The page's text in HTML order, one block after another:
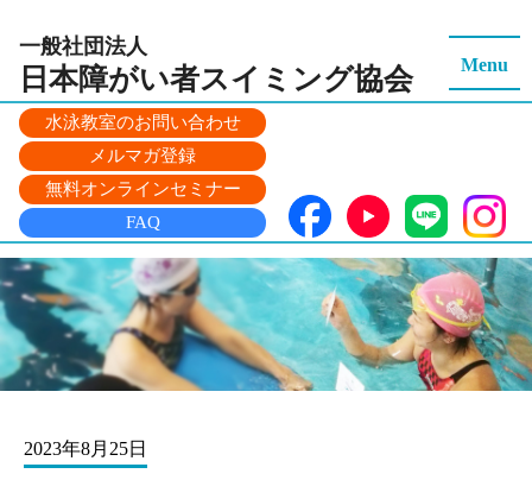
一般社団法人
日本障がい者スイミング協会
水泳教室のお問い合わせ
メルマガ登録
無料オンラインセミナー
FAQ
Menu
2023年8月25日